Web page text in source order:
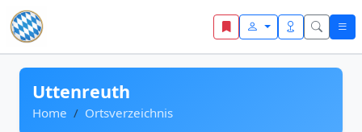
Zum Inhalt springen
Uttenreuth
Home Ortsverzeichnis